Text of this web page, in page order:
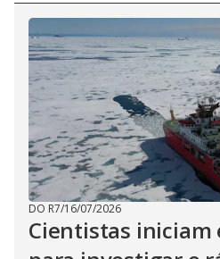
DO R7/16/07/2026
Cientistas iniciam